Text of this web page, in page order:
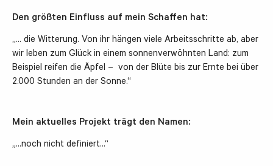
Den größten Einfluss auf mein Schaffen hat:
„… die Witterung. Von ihr hängen viele Arbeitsschritte ab, aber
wir leben zum Glück in einem sonnenverwöhnten Land: zum
Beispiel reifen die Äpfel – von der Blüte bis zur Ernte bei über
2.000 Stunden an der Sonne.“
Mein aktuelles Projekt trägt den Namen:
„…noch nicht definiert…“